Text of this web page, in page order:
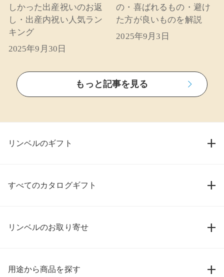
しかった出産祝いのお返
し・出産内祝い人気ラン
キング
2025年9月30日
の・喜ばれるもの・避け
た方が良いものを解説
2025年9月3日
もっと記事を見る
リンベルのギフト
すべてのカタログギフト
リンベルのお取り寄せ
用途から商品を探す